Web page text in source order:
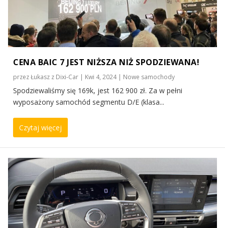
CENA BAIC 7 JEST NIŻSZA NIŻ SPODZIEWANA!
przezŁukasz z Dixi-Car | Kwi 4, 2024| Nowe samochody
Spodziewaliśmy się 169k, jest 162 900 zł. Za w pełni
wyposażony samochód segmentu D/E (klasa...
Czytaj więcej